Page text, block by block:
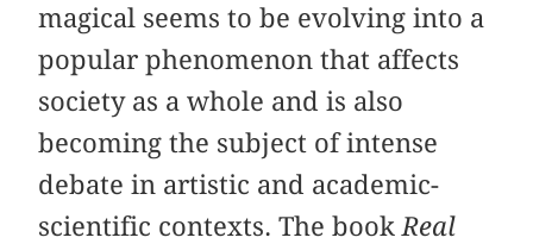
magical seems to be evolving into a
popular phenomenon that affects
society as a whole and is also
becoming the subject of intense
debate in artistic and academic-
scientific contexts. The book Real